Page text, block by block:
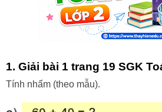
1. Giải bài 1 trang 19 SGK
Tính nhẩm (theo mẫu).